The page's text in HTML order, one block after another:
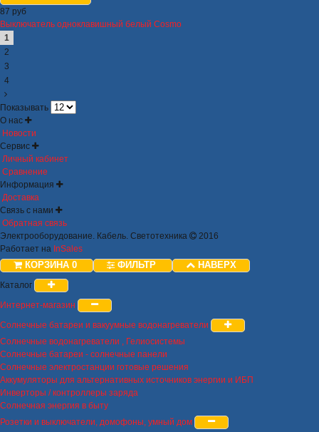
87 руб
Выключатель одноклавишный белый Cosmo
1
2
3
4
Показывать
О нас
Новости
Сервис
Личный кабинет
Сравнение
Информация
Доставка
Связь с нами
Обратная связь
Электрооборудование. Кабель. Светотехника
2016
Работает на InSales
КОРЗИНА 0 ФИЛЬТР НАВЕРХ
Каталог
Интернет-магазин
Солнечные батареи и вакуумные водонагреватели
Солнечные водонагреватели , Гелиосистемы
Солнечные батареи - солнечные панели
Солнечные электростанции готовые решения
Аккумуляторы для альтернативных источников энергии и ИБП
Инверторы / контроллеры заряда
Солнечная энергия в быту
Розетки и выключатели, домофоны, умный дом